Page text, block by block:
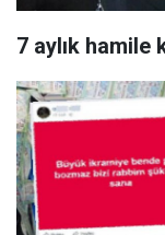
7 aylık hamile